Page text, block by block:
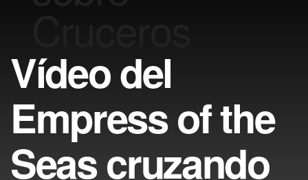
Vídeo del
Empress of the
Seas cruzando